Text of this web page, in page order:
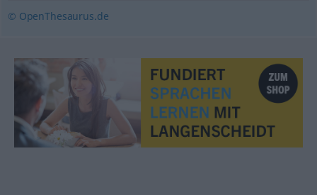
© OpenThesaurus.de